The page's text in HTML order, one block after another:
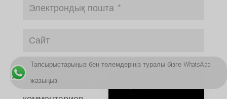
Сохранить моё имя, email и адрес сайта
в этом браузере для последующих моих
Тапсырыстарыңыз бен төлемдеріңіз туралы бізге WhatsApp
жазыңыз!
English